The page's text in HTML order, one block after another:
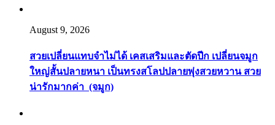
August 9, 2026
สวยเปลี่ยนแทบจำไม่ได้ เคสเสริมและตัดปีก เปลี่ยนจมูก
ใหญ่สั้นปลายหนา เป็นทรงสโลปปลายพุ่งสวยหวาน สวย
น่ารักมากค่า (จมูก)